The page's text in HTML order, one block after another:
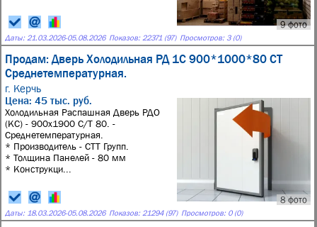
9 фото
Даты: 21.03.2026-05.08.2026 Показов: 22371 (97) Просмотров: 3 (0)
Продам: Дверь Холодильная РД 1С 900*1000*80 СТ
Среднетемпературная.
г. Керчь
8 фото
Цена: 45 тыс. руб.
Холодильная Распашная Дверь РДО
(КС) - 900х1900 С/Т 80. -
Среднетемпературная.
* Производитель - СТТ Групп.
* Толщина Панелей - 80 мм
* Конструкци...
Даты: 18.03.2026-05.08.2026 Показов: 21294 (97) Просмотров: 0 (0)